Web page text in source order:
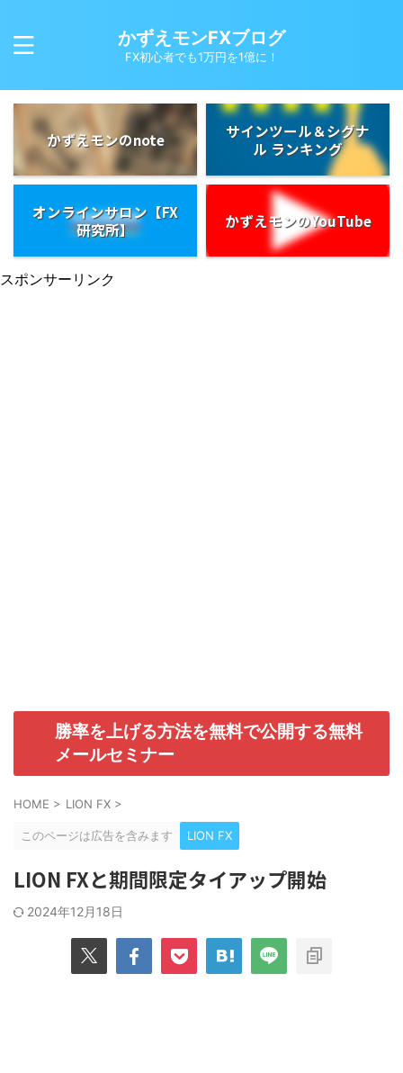
かずえモンFXブログ
FX初心者でも1万円を1億に！
かずえモンのnote
サインツール＆シグナ
ル ランキング
オンラインサロン【FX
研究所】
かずえモンのYouTube
スポンサーリンク
勝率を上げる方法を無料で公開する無料
メールセミナー
HOME > LION FX >
このページは広告を含みます LION FX
LION FXと期間限定タイアップ開始
2024年12月18日